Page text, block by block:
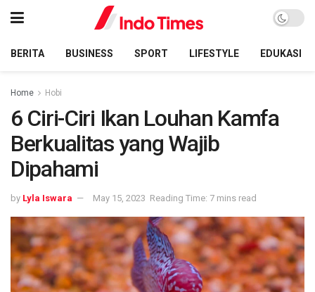
BERITA BUSINESS SPORT LIFESTYLE EDUKASI
Home Hobi
6 Ciri-Ciri Ikan Louhan Kamfa
Berkualitas yang Wajib
Dipahami
by Lyla Iswara May 15, 2023 Reading Time: 7 mins read